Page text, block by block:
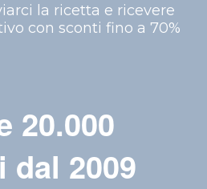
la ricetta e ricevere
con sconti fino a 70%
20.000
dal 2009